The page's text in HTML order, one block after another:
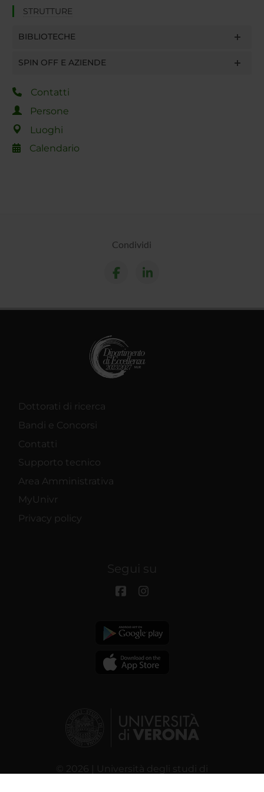
STRUTTURE
BIBLIOTECHE
SPIN OFF E AZIENDE
Contatti
Persone
Luoghi
Calendario
Condividi
Dottorati di ricerca
Bandi e Concorsi
Contatti
Supporto tecnico
Area Amministrativa
MyUnivr
Privacy policy
Segui su
© 2026 | Università degli studi di